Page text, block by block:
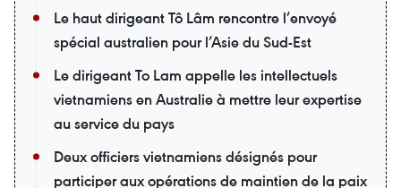
Le haut dirigeant Tô Lâm rencontre l’envoyé
spécial australien pour l’Asie du Sud-Est
Le dirigeant To Lam appelle les intellectuels
vietnamiens en Australie à mettre leur expertise
au service du pays
Deux officiers vietnamiens désignés pour
participer aux opérations de maintien de la paix